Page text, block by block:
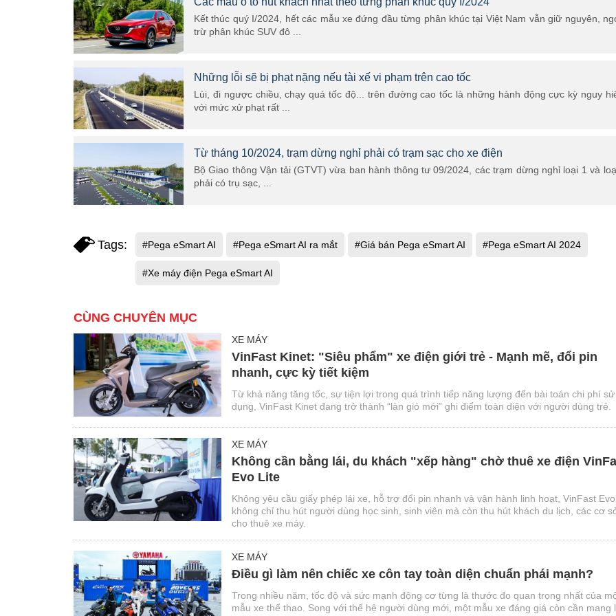
Kết thúc quý I/2024, hết các mẫu xe đứng đầu từng phân khúc tại Việt Nam vẫn giữ nguyên,
trừ phân khúc SUV đô ...
Những lỗi sẽ bị phạt nặng nếu tài xế vi phạm trên cao tốc
Lùi, đi ngược chiều, chạy quá tốc độ... trên đường cao tốc là những hành động cực kỳ nguy
với mức xử phạt rất ...
Từ tháng 10/2024, trạm dừng nghỉ phải có trạm sạc cho xe điện
Bộ Giao thông Vận tải (GTVT) vừa ban hành thông tư 09/2024, các trạm dừng nghỉ loại 1 và
phải có trụ sạc, ...
Tags: #Pega eSmart AI #Pega eSmart AI ra mắt #Giá bán Pega eSmart AI #Pega eSmart AI 2024
#Xe máy điện Pega eSmart AI
CÙNG CHUYÊN MỤC
XE MÁY
VinFast Kinet: "Siêu phẩm" xe điện giới trẻ - Mạnh mẽ, đổi pin
nhanh, cực kỳ tiết kiệm
Từ khả năng tăng tốc, sự tiện lợi trong quá trình tiếp năng lượng đến bài toán chi phí sử
dụng, VinFast Kinet đang trở thành “làn gió mới” ghi điểm toàn diện với người dùng trẻ.
XE MÁY
Không cần bằng lái, du khách "xếp hàng" chờ thuê xe điện
Evo Lite
Không yêu cầu giấy phép lái xe, hỗ trợ đổi pin nhanh và vận hành linh hoạt, VinFast
không chỉ thu hút người dùng học sinh, sinh viên mà còn thu hút khách du lịch, các cơ
cho thuê xe máy.
XE MÁY
Điều gì làm nên chiếc xe côn tay toàn diện chuẩn phái mạnh?
Trong nhiều năm, tốc độ và sức mạnh động cơ từng là thước đo quan trọng nhất của
mẫu xe thể thao. Song với thế hệ người dùng mới, một mẫu xe đáng giá còn cần mang